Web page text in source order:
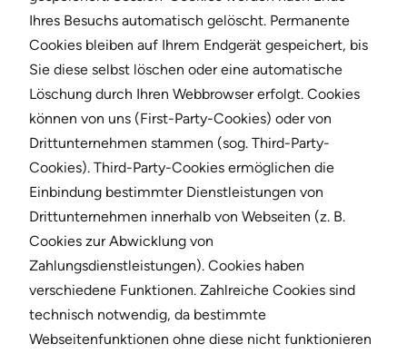
Ihres Besuchs automatisch gelöscht. Permanente
Cookies bleiben auf Ihrem Endgerät gespeichert, bis
Sie diese selbst löschen oder eine automatische
Löschung durch Ihren Webbrowser erfolgt. Cookies
können von uns (First-Party-Cookies) oder von
Drittunternehmen stammen (sog. Third-Party-
Cookies). Third-Party-Cookies ermöglichen die
Einbindung bestimmter Dienstleistungen von
Drittunternehmen innerhalb von Webseiten (z. B.
Cookies zur Abwicklung von
Zahlungsdienstleistungen). Cookies haben
verschiedene Funktionen. Zahlreiche Cookies sind
technisch notwendig, da bestimmte
Webseitenfunktionen ohne diese nicht funktionieren